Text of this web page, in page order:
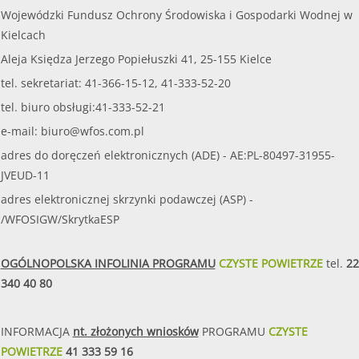
Wojewódzki Fundusz Ochrony Środowiska i Gospodarki Wodnej w
Kielcach
Aleja Księdza Jerzego Popiełuszki 41, 25-155 Kielce
tel. sekretariat: 41-366-15-12, 41-333-52-20
tel. biuro obsługi:41-333-52-21
e-mail: biuro@wfos.com.pl
adres do doręczeń elektronicznych (ADE) - AE:PL-80497-31955-
JVEUD-11
adres elektronicznej skrzynki podawczej (ASP) -
/WFOSIGW/SkrytkaESP
OGÓLNOPOLSKA INFOLINIA PROGRAMUCZYSTE POWIETRZEtel. 22
340 40 80
INFORMACJA nt. złożonych wnioskówPROGRAMU CZYSTE
POWIETRZE41 333 59 16